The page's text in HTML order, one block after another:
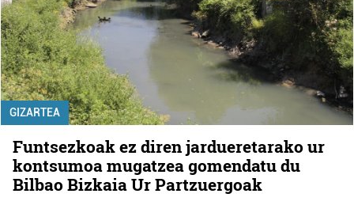
GIZARTEA
Funtsezkoak ez diren jardueretarako ur
kontsumoa mugatzea gomendatu du
Bilbao Bizkaia Ur Partzuergoak